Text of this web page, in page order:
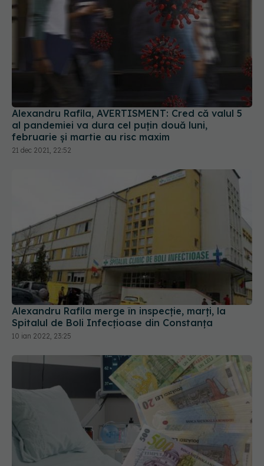
Alexandru Rafila, AVERTISMENT: Cred că valul 5
al pandemiei va dura cel puțin două luni,
februarie și martie au risc maxim
21 dec 2021, 22:52
Alexandru Rafila merge în inspecție, marți, la
Spitalul de Boli Infecțioase din Constanța
10 ian 2022, 23:25